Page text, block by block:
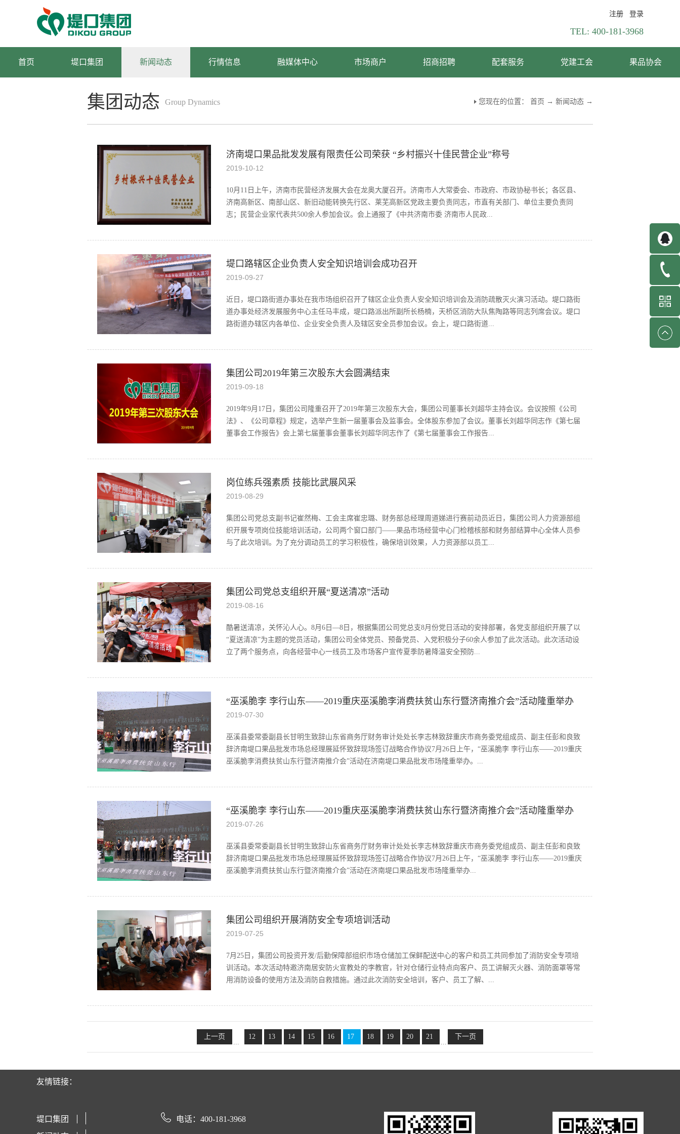
登录
注册
TEL: 400-181-3968
首页 堤口集团 新闻动态 行情信息 融媒体中心 市场商户 招商招聘 配套服务 党建工会 果品协会
集团动态 Group Dynamics 您现在的位置： 首页 → 新闻动态 →
济南堤口果品批发发展有限责任公司荣获 “乡村振兴十佳民营企业”称号
10月11日上午，济南市民营经济发展大会在龙奥大厦召开。济南市人大常委会、市政府、市政协秘书长；各区县、
济南高新区、南部山区、新旧动能转换先行区、莱芜高新区党政主要负责同志，市直有关部门、单位主要负责同
志；民营企业家代表共500余人参加会议。会上通报了《中共济南市委 济南市人民政...
“乡村振兴十佳民营企业”荣誉称号。获此殊荣，是政府对企业的认可，我们倍感荣幸。今后，企业将一如既往发挥
“乡村振兴十佳民营企业”、“农业产业化省级重点龙头企业”的带动作用，增强辐射带动能力，推进现代产业发展，
2019-10-12
堤口路辖区企业负责人安全知识培训会成功召开
近日，堤口路街道办事处在我市场组织召开了辖区企业负责人安全知识培训会及消防疏散灭火演习活动。堤口路街
道办事处经济发展服务中心主任马丰成，堤口路派出所副所长杨楠，天桥区消防大队焦陶路等同志列席会议。堤口
路街道办辖区内各单位、企业安全负责人及辖区安全员参加会议。会上，堤口路街道...
作提出以下重点，一是进一步抓好重点行业领域监管；二是进一步加大安全生产执法力度；三是进一步强化应急管
理和值班值守。堤口集团投资开发、后勤保障部总经理党勇汇报堤口果品市场安全工作开展情况并特邀济南消防科
消防疏散灭火演习。 通过今天的培训演练，进一步加强消防知识宣传，切实增强广大干部职工的防火安全意识，提
高各单位自防自救互救等消防能力，营造了良好的消防工作环境。
2019-09-27
集团公司2019年第三次股东大会圆满结束
2019年9月17日，集团公司隆重召开了2019年第三次股东大会，集团公司董事长刘超华主持会议。会议按照《公司
法》、《公司章程》规定，选举产生新一届董事会及监事会。全体股东参加了会议。董事长刘超华同志作《第七届
董事会工作报告》会上第七届董事会董事长刘超华同志作了《第七届董事会工作报告...
建议名单及《第八届董事会、监事会选举办法》。会上持股理事会理事长金淑芹同志提交持股会决议。经全体股东
股权表决，选举刘超华、展延怀、赵军、金淑芹、崔然慧为集团公司第八届董事会董事，选举党勇为第八届监事会
次董事会，经选举，刘超华同志为第八届董事会董事长。集团公司第八届董事会成员最后刘超华董事长代表第八届
董事会、监事会领导班子作了表态发言：首先祝贺公司2019年第三次股东大会圆满完成各项议程，选举产生了第八
届董事会、监事会，对新一届董事会、监事会领导班子成员表示热烈的祝贺，并代表第八届董事会、监事会领导班
和“诚信敬业、感恩包容”的企业核心价值观，团结带领广大干部职工攻坚克难、锐意进取，积极探索企业发展的新
2019-09-18
岗位练兵强素质 技能比武展风采
集团公司党总支副书记崔然梅、工会主席崔忠璐、财务部总经理周道娣进行赛前动员近日，集团公司人力资源部组
织开展专项岗位技能培训活动，公司两个窗口部门——果品市场经营中心门检稽核部和财务部结算中心全体人员参
与了此次培训。为了充分调动员工的学习积极性，确保培训效果，人力资源部以员工...
新，比赛过程有抢答、有演讲、有情景模拟，大家积极参与，比赛精彩纷呈、高潮迭起。经过五个小时的精彩角
逐，门检稽核部王珍、结算中心崔娟获一等奖；门检稽核部朱继红、崔庆伟，结算中心金淑静、马小然获二等奖；
2019-08-29
集团公司党总支组织开展“夏送清凉”活动
酷暑送清凉，关怀沁人心。8月6日—8日，根据集团公司党总支8月份党日活动的安排部署，各党支部组织开展了以
“夏送清凉”为主题的党员活动，集团公司全体党员、预备党员、入党积极分子60余人参加了此次活动。此次活动设
立了两个服务点，向各经营中心一线员工及市场客户宣传夏季防暑降温安全预防...
大家立足岗位、拼搏进取，以爱岗敬业之心投入到今后的工作中，为集团公司的经济及各项事业发展再立新功。
2019-08-16
“巫溪脆李 李行山东——2019重庆巫溪脆李消费扶贫山东行暨济南推介会”活动隆重举办
巫溪县委常委副县长甘明生致辞山东省商务厅财务审计处处长李志林致辞重庆市商务委党组成员、副主任彭和良致
辞济南堤口果品批发市场总经理展延怀致辞现场签订战略合作协议7月26日上午，“巫溪脆李 李行山东——2019重庆
巫溪脆李消费扶贫山东行暨济南推介会”活动在济南堤口果品批发市场隆重举办。...
市商务委消费处处长余晓玲，重庆市商务委消费处副处长陈梦鹤，山东省商务厅挂职重庆市商务委消费处副处长尉
荣建，重庆市商务委市场处二级调研员张嵛健，山东省泰安市商务局党委委员、副局长刘媚，巫溪县商务委党组书
台农科生活频道副总监曹丽，济南堤口果品批发市场总经理展延怀等领导应邀参加了此次活动。会上，巫溪县委常
委副县长甘明生，山东省商务厅财务审计处处长李志林，重庆市商务委党组成员、副主任彭和良，济南堤口果品批
发市场总经理展延怀分别致辞。巫溪县商务委党组书记、主任郑成林与济南堤口果品批发市场总经理展延怀现场签
业农村委员会、济南堤口集团有限责任公司承办，借助济南堤口果品批发市场在山东同行业市场中的影响力，提高
2019-07-30
“巫溪脆李 李行山东——2019重庆巫溪脆李消费扶贫山东行暨济南推介会”活动隆重举办
巫溪县委常委副县长甘明生致辞山东省商务厅财务审计处处长李志林致辞重庆市商务委党组成员、副主任彭和良致
辞济南堤口果品批发市场总经理展延怀致辞现场签订战略合作协议7月26日上午，“巫溪脆李 李行山东——2019重庆
巫溪脆李消费扶贫山东行暨济南推介会”活动在济南堤口果品批发市场隆重举办...
庆市商务委消费处处长余晓玲，重庆市商务委消费处副处长陈梦鹤，山东省商务厅挂职重庆市商务委消费处副处长
尉荣建，重庆市商务委市场处二级调研员张嵛健，山东省泰安市商务局党委委员、副局长刘媚，巫溪县商务委党组
视台农科生活频道副总监曹丽，济南堤口果品批发市场总经理展延怀等领导应邀参加了此次活动。会上，巫溪县委
常委副县长甘明生，山东省商务厅财务审计处处长李志林，重庆市商务委党组成员、副主任彭和良，济南堤口果品
批发市场总经理展延怀分别致辞。巫溪县商务委党组书记、主任郑成林与济南堤口果品批发市场总经理展延怀现场
农业农村委员会、济南堤口集团有限责任公司承办，借助济南堤口果品批发市场在山东同行业市场中的影响力，提
2019-07-26
集团公司组织开展消防安全专项培训活动
7月25日，集团公司投资开发/后勤保障部组织市场仓储加工保鲜配送中心的客户和员工共同参加了消防安全专项培
训活动。本次活动特邀济南居安防火宣教处的李教官，针对仓储行业特点向客户、员工讲解灭火器、消防面罩等常
用消防设备的使用方法及消防自救措施。通过此次消防安全培训，客户、员工了解、...
公司各项事业持续、稳定、健康发展提供了有力的保障。
2019-07-25
上一页
...
12 13 14 15 16 17 18 19 20 21
...
下一页
友情链接：
堤口集团
电话：400-181-3968